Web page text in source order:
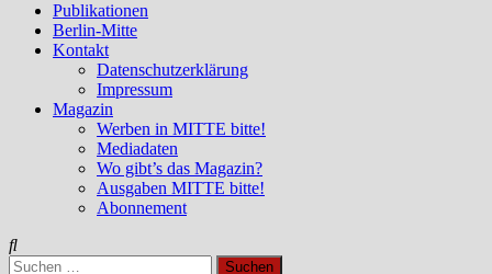
Publikationen
Berlin-Mitte
Kontakt
Datenschutzerklärung
Impressum
Magazin
Werben in MITTE bitte!
Mediadaten
Wo gibt’s das Magazin?
Ausgaben MITTE bitte!
Abonnement
Suchen